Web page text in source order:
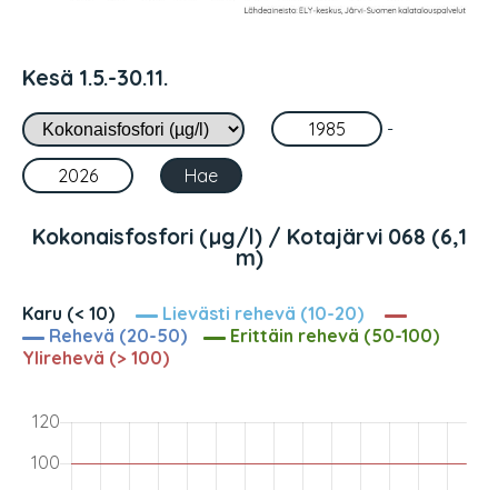
Kesä 1.5.-30.11.
-
Kokonaisfosfori (µg/l) / Kotajärvi 068 (6,1
m)
Karu (< 10)
Lievästi rehevä (10-20)
Rehevä (20-50)
Erittäin rehevä (50-100)
Ylirehevä (> 100)